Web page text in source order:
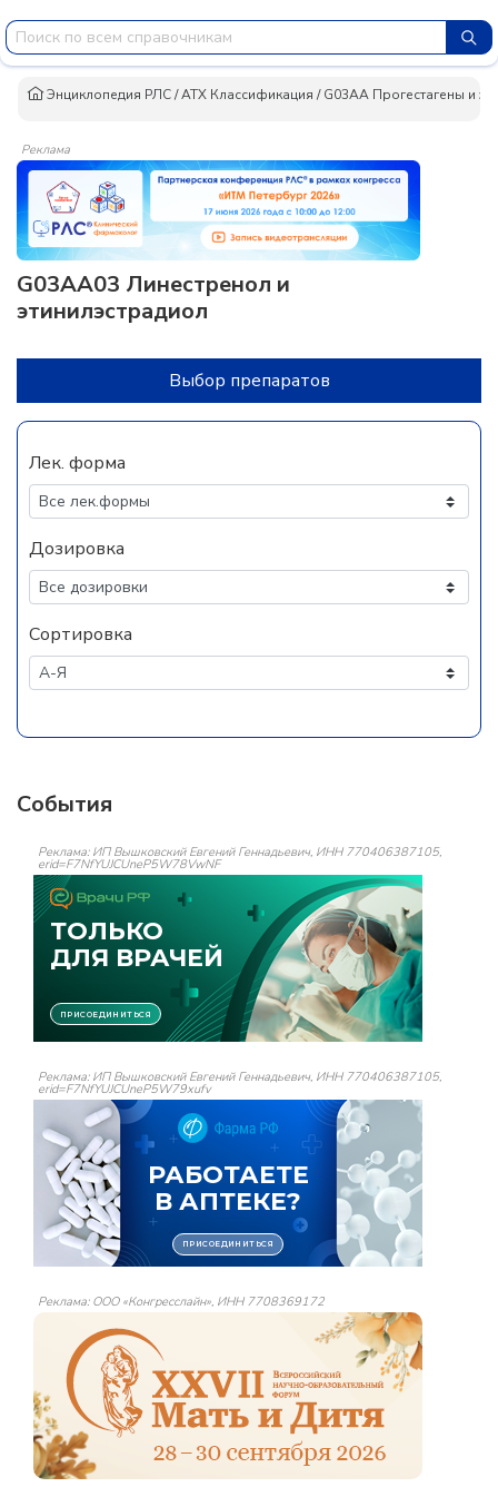
Энциклопедия РЛС/АТХ Классификация /G03AA Прогестагены и
Реклама
G03AA03 Линестренол и
этинилэстрадиол
Выбор препаратов
Лек. форма
Дозировка
Сортировка
События
Реклама: ИП Вышковский Евгений Геннадьевич, ИНН 770406387105,
erid=F7NfYUJCUneP5W78VwNF
Реклама: ИП Вышковский Евгений Геннадьевич, ИНН 770406387105,
erid=F7NfYUJCUneP5W79xufv
Реклама: ООО «Конгресслайн», ИНН 7708369172